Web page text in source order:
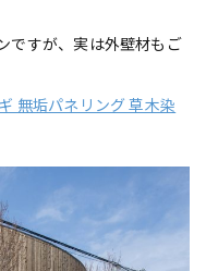
ですが、実は外壁材もご
無垢パネリング 草木染